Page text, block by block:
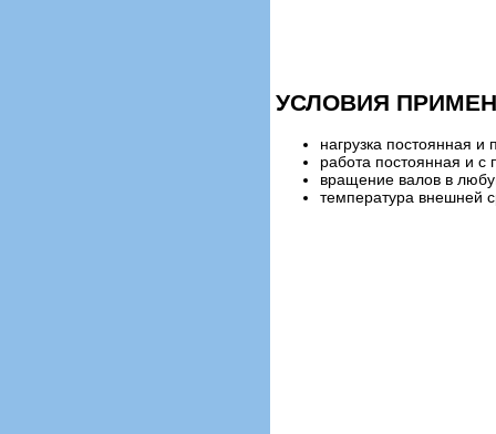
УСЛОВИЯ
нагрузка постоянная
работа постоянная и с
вращение валов в
температура внешней